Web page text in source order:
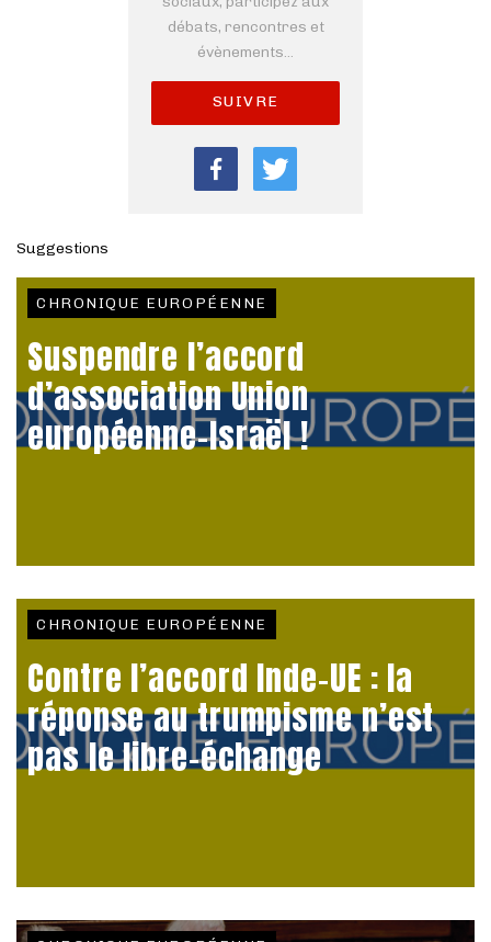
débats, rencontres et
évènements...
SUIVRE
Suggestions
CHRONIQUE EUROPÉENNE
Suspendre l’accord
d’association Union
européenne-Israël !
CHRONIQUE EUROPÉENNE
Contre l’accord Inde-UE : la
réponse au trumpisme n’est
pas le libre-échange